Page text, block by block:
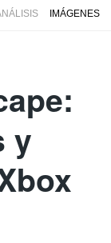
IMÁGENES
y